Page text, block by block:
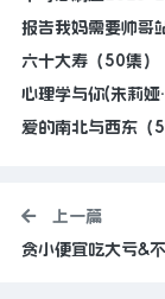
报告我妈需要帅哥
六十大寿（50集）
心理学与你(朱莉
爱的南北与西东（
上一篇